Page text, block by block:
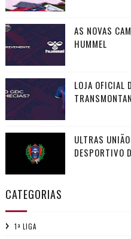
AS NOVAS
HUMMEL
LOJA OFICIAL
ULTRAS
DESPORTIVO
CATEGORIAS
1ª LIGA